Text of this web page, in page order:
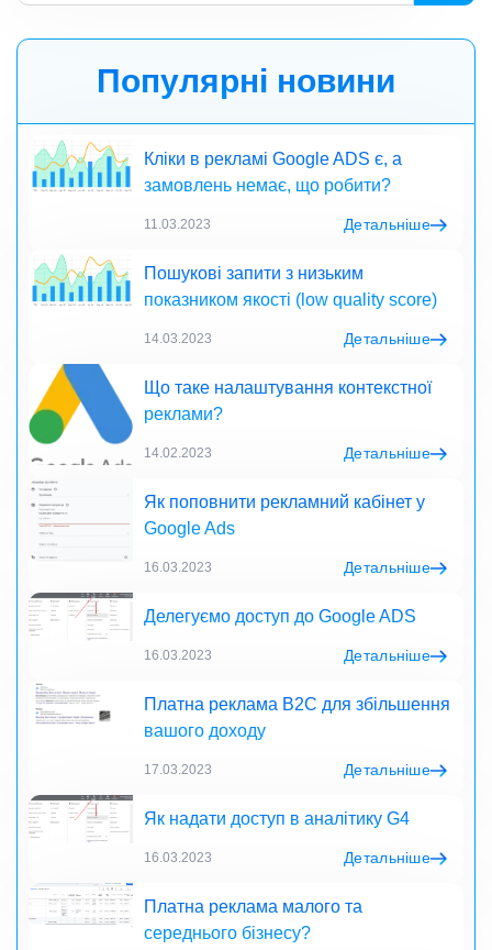
Популярні новини
Кліки в рекламі Google ADS є, а
замовлень немає, що робити?
11.03.2023 Детальніше
Пошукові запити з низьким
показником якості (low quality score)
14.03.2023 Детальніше
Що таке налаштування контекстної
реклами?
14.02.2023 Детальніше
Як поповнити рекламний кабінет у
Google Ads
16.03.2023 Детальніше
Делегуємо доступ до Google ADS
16.03.2023 Детальніше
Платна реклама B2C для збільшення
вашого доходу
17.03.2023 Детальніше
Як надати доступ в аналітику G4
16.03.2023 Детальніше
Платна реклама малого та
середнього бізнесу?